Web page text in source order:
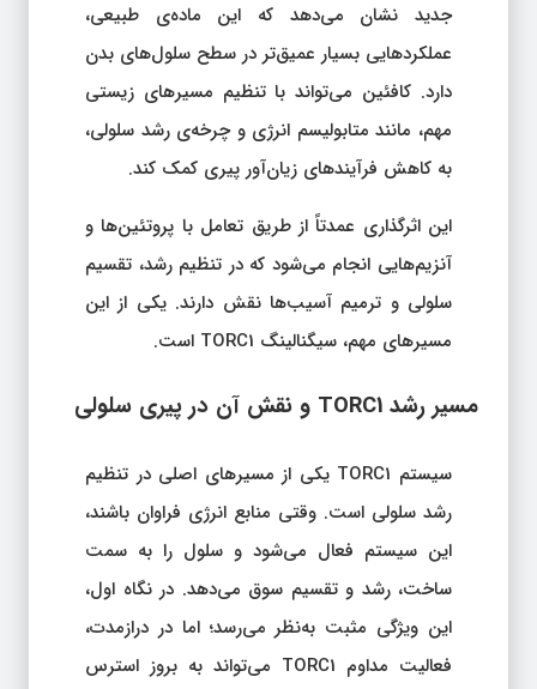
جدید نشان می‌دهد که این ماده‌ی طبیعی،
عملکردهایی بسیار عمیق‌تر در سطح سلول‌های بدن
دارد. کافئین می‌تواند با تنظیم مسیرهای زیستی
مهم، مانند متابولیسم انرژی و چرخه‌ی رشد سلولی،
به کاهش فرآیندهای زیان‌آور پیری کمک کند.
این اثرگذاری عمدتاً از طریق تعامل با پروتئین‌ها و
آنزیم‌هایی انجام می‌شود که در تنظیم رشد، تقسیم
سلولی و ترمیم آسیب‌ها نقش دارند. یکی از این
مسیرهای مهم، سیگنالینگ TORC1 است.
مسیر رشد TORC1 و نقش آن در پیری سلولی
سیستم TORC1 یکی از مسیرهای اصلی در تنظیم
رشد سلولی است. وقتی منابع انرژی فراوان باشند،
این سیستم فعال می‌شود و سلول را به سمت
ساخت، رشد و تقسیم سوق می‌دهد. در نگاه اول،
این ویژگی مثبت به‌نظر می‌رسد؛ اما در درازمدت،
فعالیت مداوم TORC1 می‌تواند به بروز استرس